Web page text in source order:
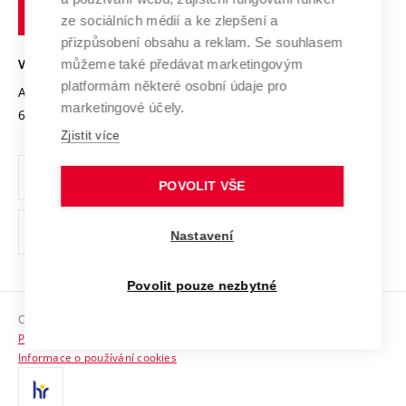
Open Science
Projekty
Projekty ze strukturálních fondů
Specifický výzkum
Mezinárodní dohody
Univerzitní sítě
Podnikavá univerzita / ContriBUTe
Bezpečná univerzita
Vyznamenání
Organizační struktura
Ochrana osobních údajů
odkaz)
Sociální bezpečí
HR Award
Kontakty
technické
Brně
VYSOKÉ UČENÍ TECHNICKÉ V BRNĚ
Antonínská 548/1
602 00 Brno
www.vut.cz
vut@vutbr.cz
Copyright © 2026 VUT
Prohlášení o přístupnosti
Informace o používání cookies
ze sociálních médií a ke zlepšení a
přizpůsobení obsahu a reklam. Se souhlasem
můžeme také předávat marketingovým
platformám některé osobní údaje pro
marketingové účely.
Zjistit více
POVOLIT VŠE
Nastavení
Povolit pouze nezbytné